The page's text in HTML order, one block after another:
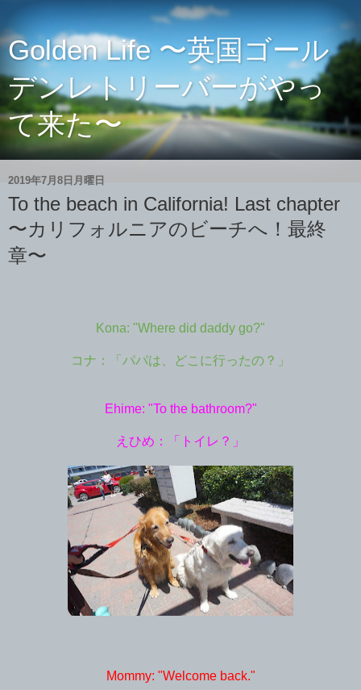
Golden Life 〜英国ゴール
デンレトリーバーがやっ
て来た〜
2019年7月8日月曜日
To the beach in California! Last chapter
〜カリフォルニアのビーチへ！最終
章〜
Kona: "Where did daddy go?"
コナ：「パパは、どこに行ったの？」
Ehime: "To the bathroom?"
えひめ：「トイレ？」
Mommy: "Welcome back."